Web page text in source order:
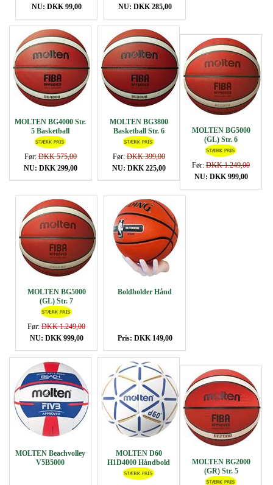
NU: DKK 99,00
NU: DKK 285,00
MOLTEN BG4000 Str.
5 Basketball
Før:DKK 575,00
NU: DKK 299,00
MOLTEN BG3800
Basketball Str. 6
Før:DKK 399,00
NU: DKK 225,00
MOLTEN BG5000
(GL) Str. 6
Før: DKK 1.249,00
NU: DKK 999,00
MOLTEN BG5000
(GL) Str. 7
Før: DKK 1.249,00
NU: DKK 999,00
Boldholder Hånd
Pris: DKK 149,00
MOLTEN Beachvolley
V5B5000
MOLTEN D60
H1D4000 Håndbold
Hvid/Blå
MOLTEN BG2000
(GR) Str. 5